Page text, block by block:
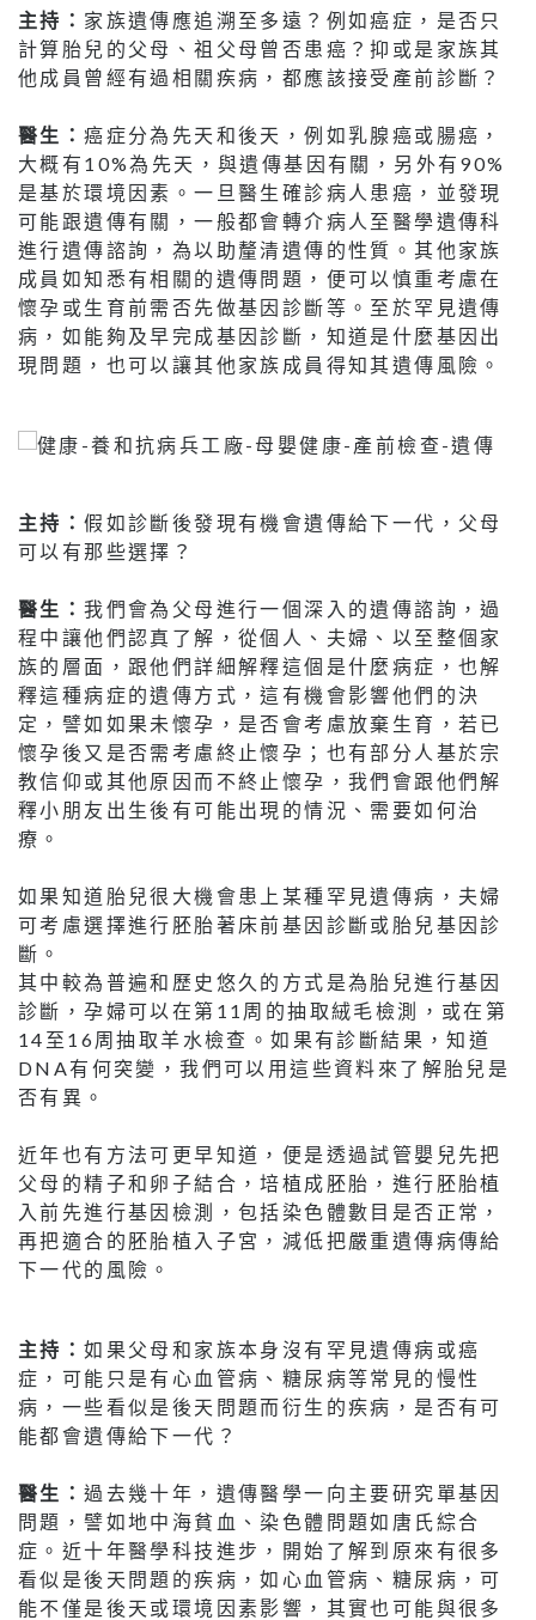
主持： 家族遺傳應追溯至多遠？例如癌症，是否只
計算胎兒的父母、祖父母曾否患癌？抑或是家族其
他成員曾經有過相關疾病，都應該接受產前診斷？
醫生：癌症分為先天和後天，例如乳腺癌或腸癌，
大概有10%為先天，與遺傳基因有關，另外有90%
是基於環境因素。一旦醫生確診病人患癌，並發現
可能跟遺傳有關，一般都會轉介病人至醫學遺傳科
進行遺傳諮詢，為以助釐清遺傳的性質。其他家族
成員如知悉有相關的遺傳問題，便可以慎重考慮在
懷孕或生育前需否先做基因診斷等。至於罕見遺傳
病，如能夠及早完成基因診斷，知道是什麼基因出
現問題，也可以讓其他家族成員得知其遺傳風險。
主持：假如診斷後發現有機會遺傳給下一代，父母
可以有那些選擇？
醫生：我們會為父母進行一個深入的遺傳諮詢，過
程中讓他們認真了解，從個人、夫婦、以至整個家
族的層面，跟他們詳細解釋這個是什麼病症，也解
釋這種病症的遺傳方式，這有機會影響他們的決
定，譬如如果未懷孕，是否會考慮放棄生育，若已
懷孕後又是否需考慮終止懷孕；也有部分人基於宗
教信仰或其他原因而不終止懷孕，我們會跟他們解
釋小朋友出生後有可能出現的情況、需要如何治
療。
如果知道胎兒很大機會患上某種罕見遺傳病，夫婦
可考慮選擇進行胚胎著床前基因診斷或胎兒基因診
斷。
其中較為普遍和歷史悠久的方式是為胎兒進行基因
診斷，孕婦可以在第11周的抽取絨毛檢測，或在第
14至16周抽取羊水檢查。如果有診斷結果，知道
DNA有何突變，我們可以用這些資料來了解胎兒是
否有異。
近年也有方法可更早知道，便是透過試管嬰兒先把
父母的精子和卵子結合，培植成胚胎，進行胚胎植
入前先進行基因檢測，包括染色體數目是否正常，
再把適合的胚胎植入子宮，減低把嚴重遺傳病傳給
下一代的風險。
主持：如果父母和家族本身沒有罕見遺傳病或癌
症，可能只是有心血管病、糖尿病等常見的慢性
病，一些看似是後天問題而衍生的疾病，是否有可
能都會遺傳給下一代？
醫生：過去幾十年，遺傳醫學一向主要研究單基因
問題，譬如地中海貧血、染色體問題如唐氏綜合
症。近十年醫學科技進步，開始了解到原來有很多
看似是後天問題的疾病，如心血管病、糖尿病，可
能不僅是後天或環境因素影響，其實也可能與很多